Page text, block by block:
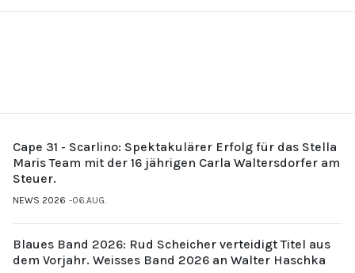
Cape 31 - Scarlino: Spektakulärer Erfolg für das Stella
Maris Team mit der 16 jährigen Carla Waltersdorfer am
Steuer.
NEWS 2026 06.AUG.
Blaues Band 2026: Rud Scheicher verteidigt Titel aus
dem Vorjahr. Weisses Band 2026 an Walter Haschka